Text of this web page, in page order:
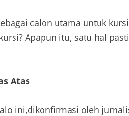
calon utama untuk
Apapun itu, satu hal
Atas
ini,dikonfirmasi oleh